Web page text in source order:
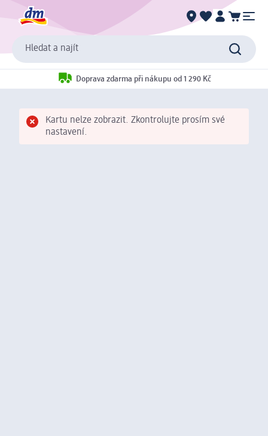
Hledat a najít
Doprava zdarma při nákupu od 1 290 Kč
Kartu nelze zobrazit. Zkontrolujte prosím své
nastavení.